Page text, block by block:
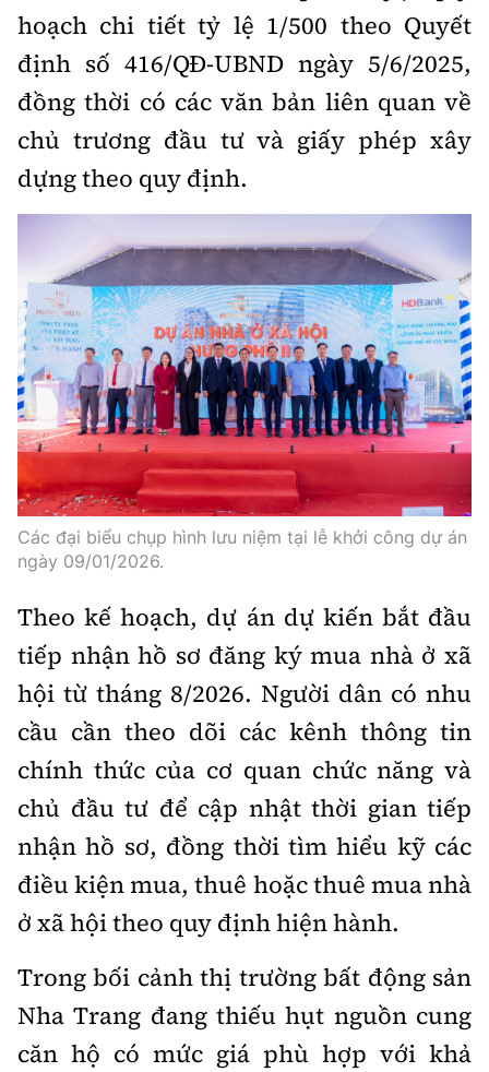
hoạch chi tiết tỷ lệ 1/500 theo Quyết
định số 416/QĐ-UBND ngày 5/6/2025,
đồng thời có các văn bản liên quan về
chủ trương đầu tư và giấy phép xây
dựng theo quy định.
Các đại biểu chụp hình lưu niệm tại lễ khởi công dự án
ngày 09/01/2026.
Theo kế hoạch, dự án dự kiến bắt đầu
tiếp nhận hồ sơ đăng ký mua nhà ở xã
hội từ tháng 8/2026. Người dân có nhu
cầu cần theo dõi các kênh thông tin
chính thức của cơ quan chức năng và
chủ đầu tư để cập nhật thời gian tiếp
nhận hồ sơ, đồng thời tìm hiểu kỹ các
điều kiện mua, thuê hoặc thuê mua nhà
ở xã hội theo quy định hiện hành.
Trong bối cảnh thị trường bất động sản
Nha Trang đang thiếu hụt nguồn cung
căn hộ có mức giá phù hợp với khả